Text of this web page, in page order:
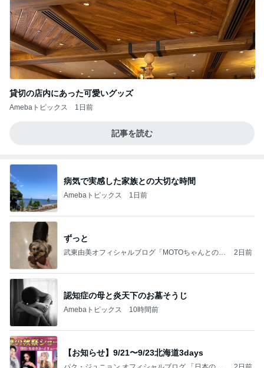
貸切の店内にあった可愛いグッズ
Amebaトピックス 1日前
記事を読む
病気で実感した家族との大切な時間
Amebaトピックス 1日前
ずっと
武東由美オフィシャルブログ「MOTOちゃんとのは
2日前
認知症の母と炎天下のお墓そうじ
Amebaトピックス 10時間前
【お知らせ】9/21〜9/23北海道3days